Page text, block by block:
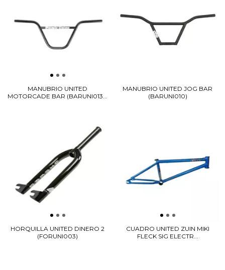
MANUBRIO UNITED
MOTORCADE BAR (BARUNI013...
MANUBRIO UNITED JOG BAR
(BARUNI010)
HORQUILLA UNITED DINERO 2
(FORUNI003)
CUADRO UNITED ZUIN MIKI
FLECK SIG ELECTR...